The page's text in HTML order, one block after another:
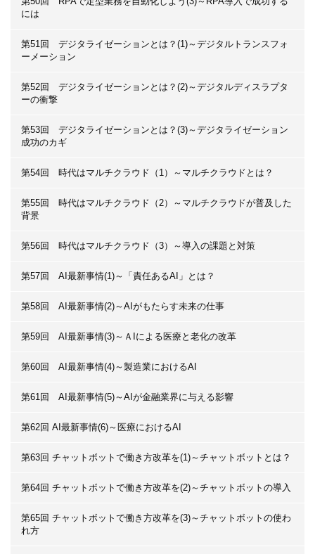
には
第51回 デジタライゼーションとは？(1)～デジタルトランスフォ
ーメーション
第52回 デジタライゼーションとは？(2)～デジタルディスラプタ
ーの衝撃
第53回 デジタライゼーションとは？(3)～デジタライゼーション
成功のカギ
第54回 時代はマルチクラウド（1）～マルチクラウドとは？
第55回 時代はマルチクラウド（2）～マルチクラウドが普及した
背景
第56回 時代はマルチクラウド（3）～導入の課題と対策
第57回 AI最新事情(1)～「責任あるAI」とは？
第58回 AI最新事情(2)～AIがもたらす未来の仕事
第59回 AI最新事情(3)～ＡIによる医療と老化の改革
第60回 AI最新事情(4)～製造業におけるAI
第61回 AI最新事情(5)～AIが金融業界に与える影響
第62回 AI最新事情(6)～医療におけるAI
第63回 チャットボットで働き方改革を(1)～チャットボットとは？
第64回 チャットボットで働き方改革を(2)～チャットボットの導入
第65回 チャットボットで働き方改革を(3)～チャットボットの使わ
れ方